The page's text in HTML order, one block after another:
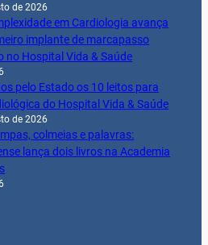
de 2026
em Cardiologia avança
implante de marcapasso
no Hospital Vida & Saúde
pelo Estado os 10 leitos para
do Hospital Vida & Saúde
de 2026
colmeias e palavras:
lança dois livros na Academia